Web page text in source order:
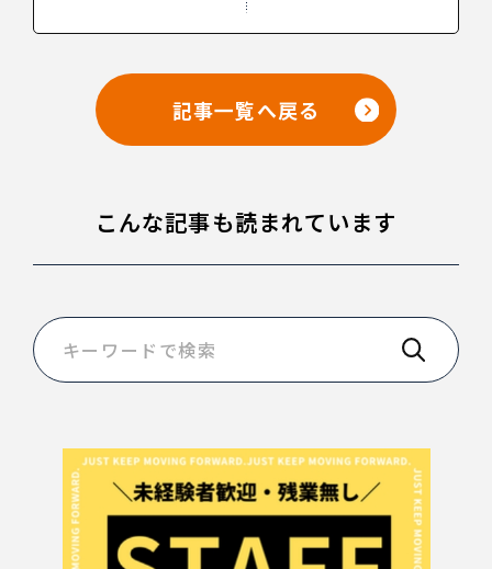
記事一覧へ戻る
こんな記事も読まれています